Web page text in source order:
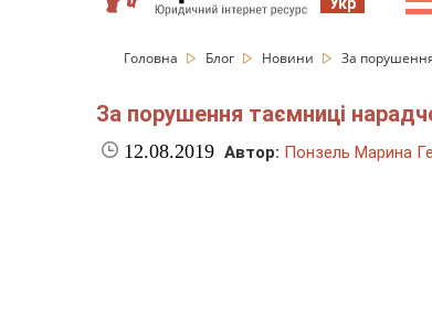
Головна Блог Новини За порушення
За порушення таємниці
12.08.2019 Автор: Понзель Марина